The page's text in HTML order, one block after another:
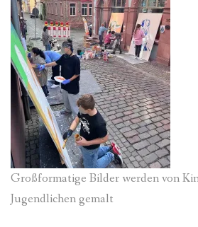
Großformatige Bilder werden von
Jugendlichen gemalt